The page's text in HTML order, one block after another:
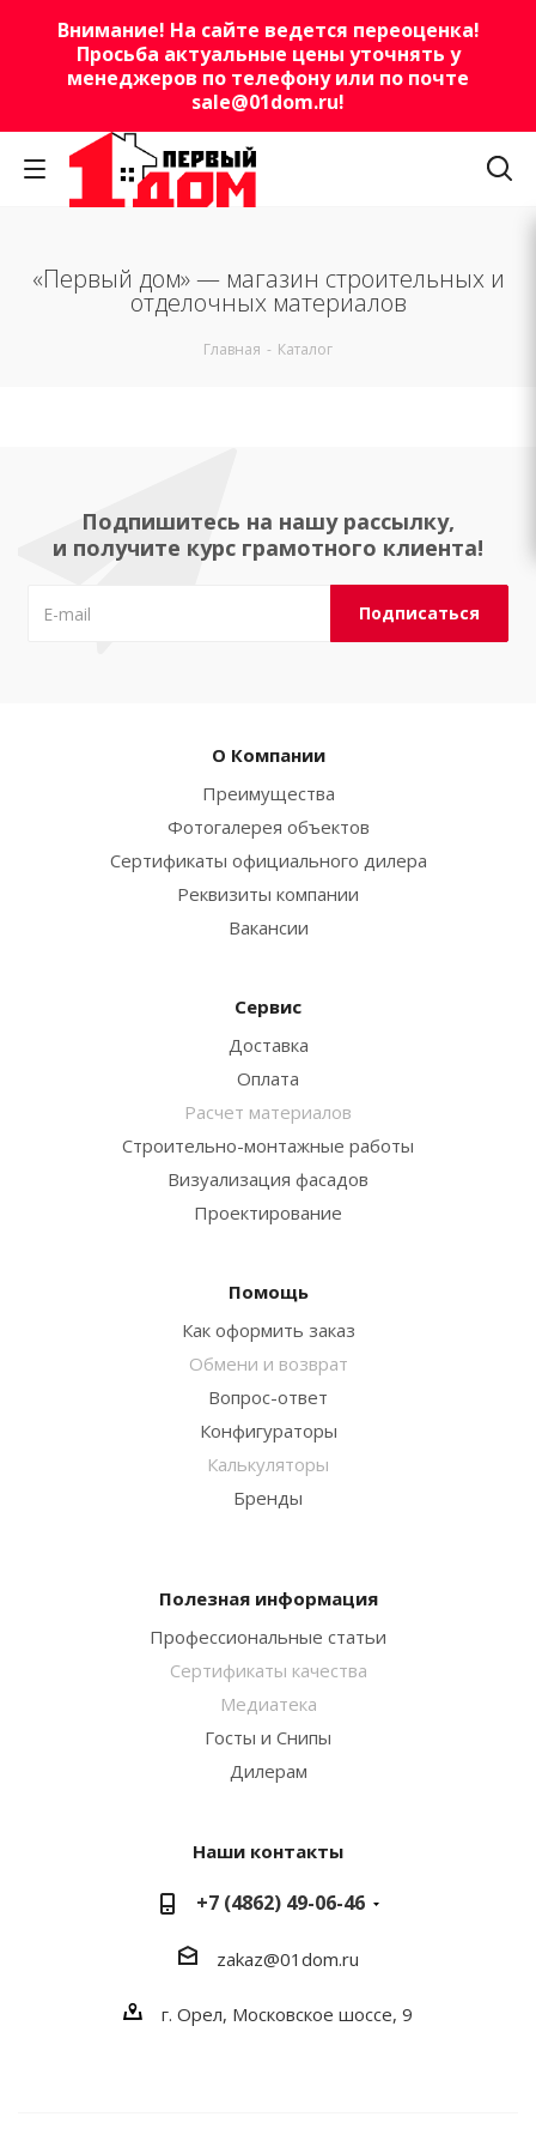
Внимание! На сайте ведется переоценка!
Просьба актуальные цены уточнять у
менеджеров по телефону или по почте
sale@01dom.ru!
«Первый дом» — магазин строительных и
отделочных материалов
Главная - Каталог
Подпишитесь на нашу рассылку,
и получите курс грамотного клиента!
О Компании
Преимущества
Фотогалерея объектов
Сертификаты официального дилера
Реквизиты компании
Вакансии
Сервис
Доставка
Оплата
Расчет материалов
Строительно-монтажные работы
Визуализация фасадов
Проектирование
Помощь
Как оформить заказ
Обмени и возврат
Вопрос-ответ
Конфигураторы
Калькуляторы
Бренды
Полезная информация
Профессиональные статьи
Сертификаты качества
Медиатека
Госты и Снипы
Дилерам
Наши контакты
+7 (4862) 49-06-46
zakaz@01dom.ru
г. Орел, Московское шоссе, 9